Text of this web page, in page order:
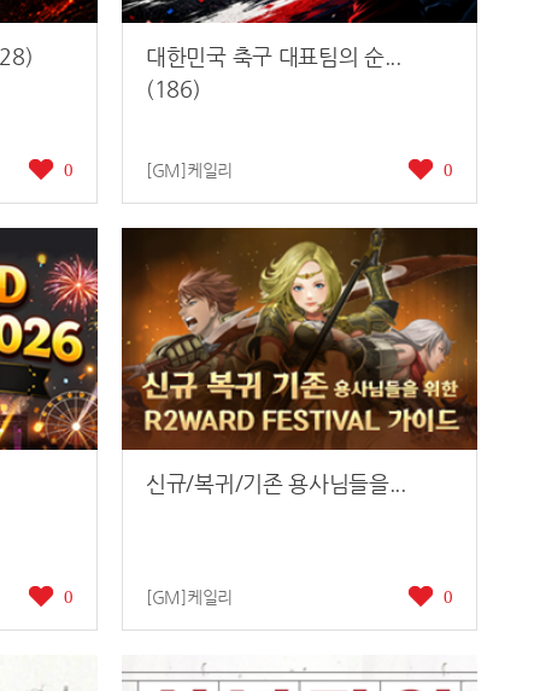
0
대한민국 축구 대표팀의 순...
(186)
[GM]케일리 0
0
신규/복귀/기존 용사님들을...
[GM]케일리 0